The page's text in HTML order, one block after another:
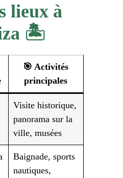
lieux à
🏝️
🎯 Activités
principales
Visite historique,
panorama sur la
ville, musées
Baignade, sports
nautiques,